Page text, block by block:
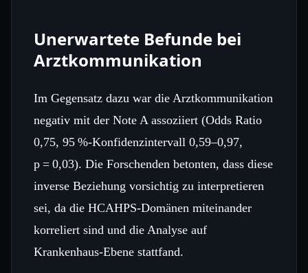
Unerwartete Befunde bei
Arztkommunikation
Im Gegensatz dazu war die Arztkommunikation
negativ mit der Note A assoziiert (Odds Ratio
0,75, 95 %‑Konfidenzintervall 0,59–0,97,
p = 0,03). Die Forschenden betonten, dass diese
inverse Beziehung vorsichtig zu interpretieren
sei, da die HCAHPS‑Domänen miteinander
korreliert sind und die Analyse auf
Krankenhaus‑Ebene stattfand.